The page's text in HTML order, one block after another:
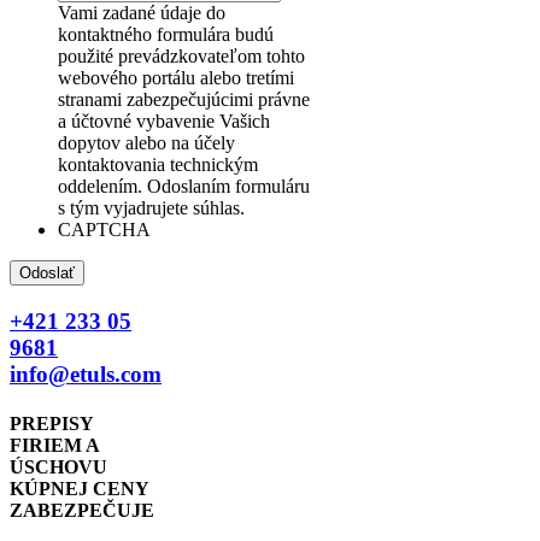
Vami zadané údaje do
kontaktného formulára budú
použité prevádzkovateľom tohto
webového portálu alebo tretími
stranami zabezpečujúcimi právne
a účtovné vybavenie Vašich
dopytov alebo na účely
kontaktovania technickým
oddelením. Odoslaním formuláru
s tým vyjadrujete súhlas.
CAPTCHA
+421 233 05
9681
info@etuls.com
PREPISY
FIRIEM A
ÚSCHOVU
KÚPNEJ CENY
ZABEZPEČUJE